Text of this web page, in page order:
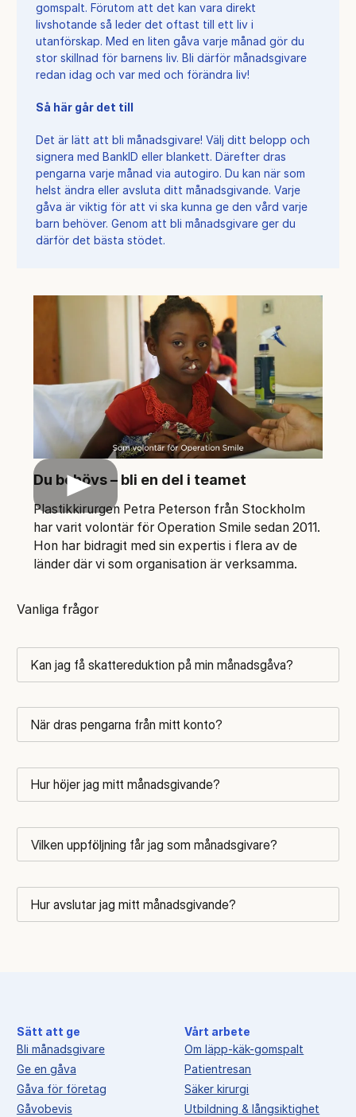
gomspalt. Förutom att det kan vara direkt
livshotande så leder det oftast till ett liv i
utanförskap. Med en liten gåva varje månad gör du
stor skillnad för barnens liv. Bli därför månadsgivare
redan idag och var med och förändra liv!
Så här går det till
Det är lätt att bli månadsgivare! Välj ditt belopp och
signera med BankID eller blankett. Därefter dras
pengarna varje månad via autogiro. Du kan när som
helst ändra eller avsluta ditt månadsgivande. Varje
gåva är viktig för att vi ska kunna ge den vård varje
barn behöver. Genom att bli månadsgivare ger du
därför det bästa stödet.
Play
Du behövs – bli en del i teamet
Plastikkirurgen Petra Peterson från Stockholm
har varit volontär för Operation Smile sedan 2011.
Hon har bidragit med sin expertis i flera av de
länder där vi som organisation är verksamma.
Vanliga frågor
Kan jag få skattereduktion på min månadsgåva?
När dras pengarna från mitt konto?
Hur höjer jag mitt månadsgivande?
Vilken uppföljning får jag som månadsgivare?
Hur avslutar jag mitt månadsgivande?
Sätt att ge
Bli månadsgivare
Ge en gåva
Gåva för företag
Gåvobevis
Vårt arbete
Om läpp-käk-gomspalt
Patientresan
Säker kirurgi
Utbildning & långsiktighet